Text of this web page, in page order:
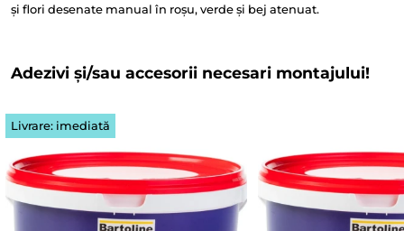
și flori desenate manual în roșu, verde și bej atenuat.
Adezivi și/sau accesorii necesari montajului!
Livrare: imediată